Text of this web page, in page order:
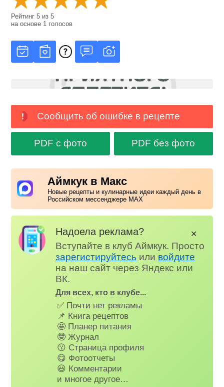
Рейтинг5 из5
на основе 1 голосов
Сообщить об ошибке в рецепте
PDF с фото PDF без фото
Аймкук в Макс
Новые рецепты и кулинарные идеи каждый день в
Российском мессенджере MAX
Надоела реклама?
Вступайте в клуб Аймкук. Просто
зарегистируйтесь или войдите
на наш сайт через Яндекс или
ВК.
Для всех, кто в клубе...
✅ Почти нет рекламы
📌 Книга рецептов
🤩 Планер питания
🤓 Журнал
😗 Страница профиля
😋 Фотоотчеты
😃 Комментарии
и многое другое…
✕